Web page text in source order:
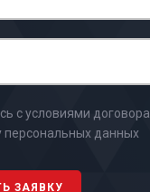
с условиями договора
персональных данных